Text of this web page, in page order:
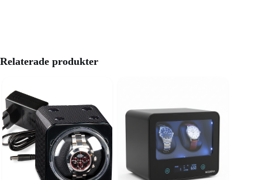
Relaterade produkter